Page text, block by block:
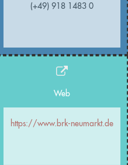
(+49) 918 1483 0
Web
https://www.brk-neumarkt.de